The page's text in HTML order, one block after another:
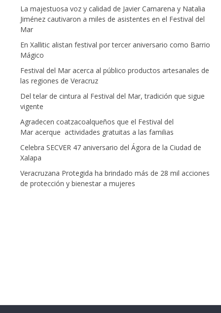
La majestuosa voz y calidad de Javier Camarena y Natalia
Jiménez cautivaron a miles de asistentes en el Festival del
Mar
En Xallitic alistan festival por tercer aniversario como Barrio
Mágico
Festival del Mar acerca al público productos artesanales de
las regiones de Veracruz
Del telar de cintura al Festival del Mar, tradición que sigue
vigente
Agradecen coatzacoalqueños que el Festival del
Mar acerque actividades gratuitas a las familias
Celebra SECVER 47 aniversario del Ágora de la Ciudad de
Xalapa
Veracruzana Protegida ha brindado más de 28 mil acciones
de protección y bienestar a mujeres